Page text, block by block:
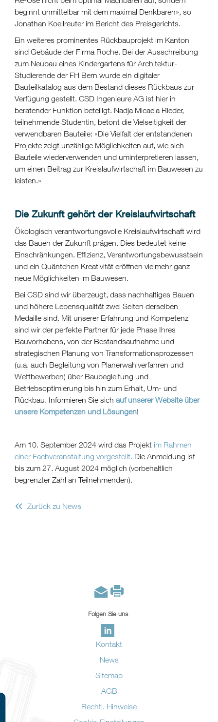
beginnt unmittelbar mit dem maximal Denkbaren», so
Jonathan Koellreuter im Bericht des Preisgerichts.
Ein weiteres prominentes Rückbauprojekt im Kanton
sind Gebäude der Firma Roche. Bei der Ausschreibung
zum Neubau eines Kindergartens für Architektur-
Studierende der FH Bern wurde ein digitaler
Bauteilkatalog aus dem Bestand dieses Rückbaus zur
Verfügung gestellt. CSD Ingenieure AG ist hier in
beratender Funktion beteiligt. Nadja Micaela Rieder,
teilnehmende Studentin, betont die Vielseitigkeit der
verwendbaren Bauteile: «Die Vielfalt der entstandenen
Projekte zeigt unzählige Möglichkeiten auf, wie sich
Bauteile wiederverwenden und uminterpretieren lassen,
um einen Beitrag zur Kreislaufwirtschaft im Bauwesen zu
leisten.»
Die Zukunft gehört der Kreislaufwirtschaft
Ökologisch verantwortungsvolle Kreislaufwirtschaft wird
das Bauen der Zukunft prägen. Dies bedeutet keine
Einschränkungen. Effizienz, Verantwortungsbewusstsein
und ein Quäntchen Kreativität eröffnen vielmehr ganz
neue Möglichkeiten im Bauwesen.
Bei CSD sind wir überzeugt, dass nachhaltiges Bauen
und höhere Lebensqualität zwei Seiten derselben
Medaille sind. Mit unserer Erfahrung und Kompetenz
sind wir der perfekte Partner für jede Phase Ihres
Bauvorhabens, von der Bestandsaufnahme und
strategischen Planung von Transformationsprozessen
(u.a. auch Begleitung von Planerwahlverfahren und
Wettbewerben) über Baubegleitung und
Betriebsoptimierung bis hin zum Erhalt, Um- und
Rückbau. Informieren Sie sich auf unserer Website über
unsere Kompetenzen und Lösungen!
Am 10. September 2024 wird das Projekt im Rahmen
einer Fachveranstaltung vorgestellt. Die Anmeldung ist
bis zum 27. August 2024 möglich (vorbehaltlich
begrenzter Zahl an Teilnehmenden).
« Zurück zu News
Folgen Sie uns
Kontakt
News
Sitemap
AGB
Rechtl. Hinweise